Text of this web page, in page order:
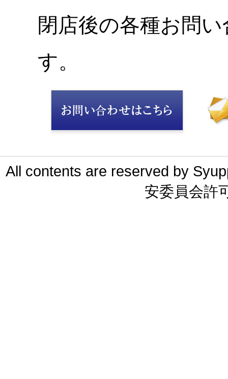
閉店後の各種お問
す。
All contents are reserved by
安委員会許